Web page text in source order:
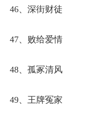
46、深街财徒
47、败给爱情
48、孤冢清风
49、王牌冤家